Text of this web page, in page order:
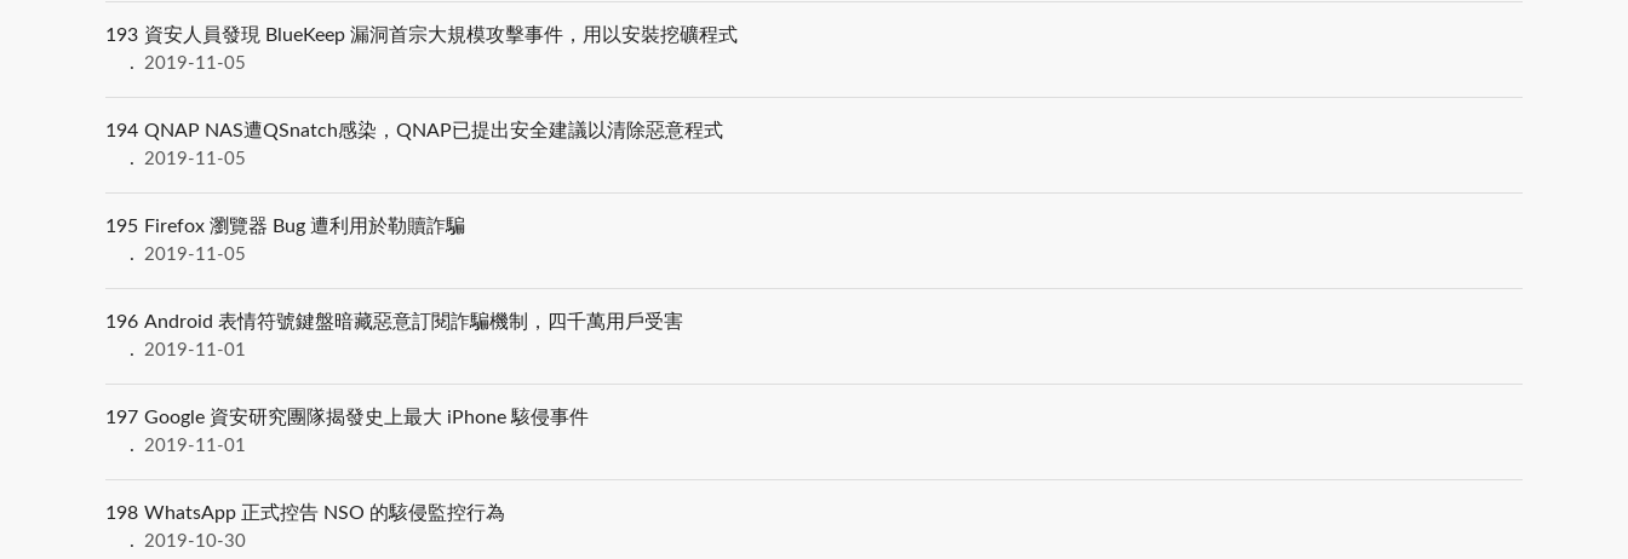
193 資安人員發現 BlueKeep 漏洞首宗大規模攻擊事件，用以安裝挖礦程式
2019-11-05
194 QNAP NAS遭QSnatch感染，QNAP已提出安全建議以清除惡意程式
2019-11-05
195 Firefox 瀏覽器 Bug 遭利用於勒贖詐騙
2019-11-05
196 Android 表情符號鍵盤暗藏惡意訂閱詐騙機制，四千萬用戶受害
2019-11-01
197 Google 資安研究團隊揭發史上最大 iPhone 駭侵事件
2019-11-01
198 WhatsApp 正式控告 NSO 的駭侵監控行為
2019-10-30